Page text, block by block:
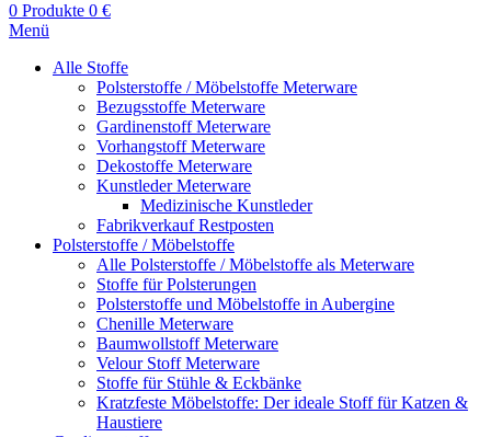
0 Produkte 0 €
Menü
Alle Stoffe
Polsterstoffe / Möbelstoffe Meterware
Bezugsstoffe Meterware
Gardinenstoff Meterware
Vorhangstoff Meterware
Dekostoffe Meterware
Kunstleder Meterware
Medizinische Kunstleder
Fabrikverkauf Restposten
Polsterstoffe / Möbelstoffe
Alle Polsterstoffe / Möbelstoffe als Meterware
Stoffe für Polsterungen
Polsterstoffe und Möbelstoffe in Aubergine
Chenille Meterware
Baumwollstoff Meterware
Velour Stoff Meterware
Stoffe für Stühle & Eckbänke
Kratzfeste Möbelstoffe: Der ideale Stoff für Katzen &
Haustiere